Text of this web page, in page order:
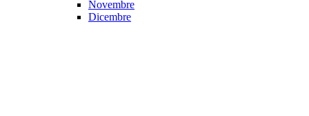
Novembre
Dicembre